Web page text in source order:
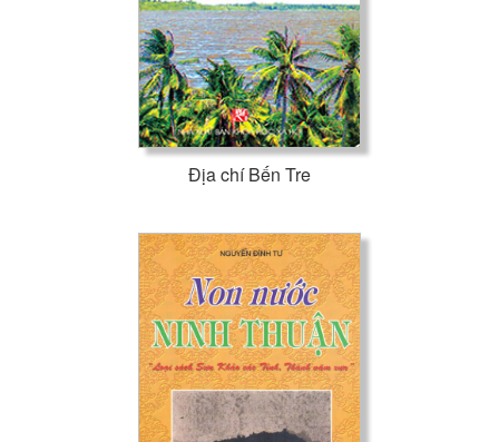
Địa chí Bến Tre